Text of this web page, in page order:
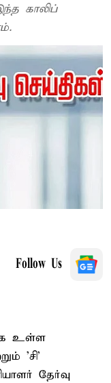
காலிப்
Follow Us
உள்ள
’சி’
தேர்வு